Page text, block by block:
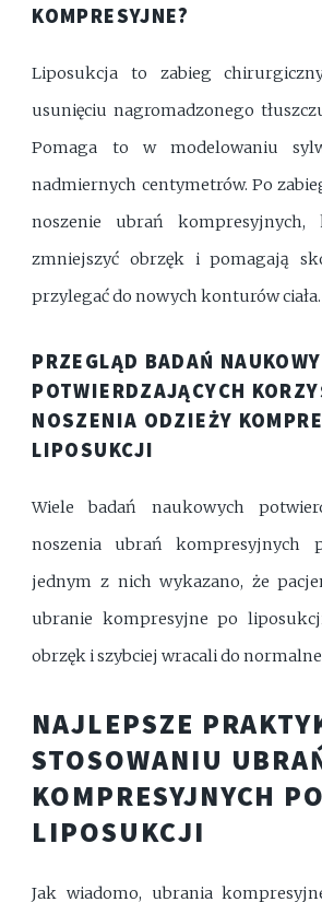
KOMPRESYJNE?
Liposukcja to zabieg
usunięciu nagromadzonego
Pomaga to w modelowaniu
nadmiernych centymetrów. Po
noszenie ubrań kompresyjnych,
zmniejszyć obrzęk i pomagają
przylegać do nowych konturów ciała.
PRZEGLĄD BADAŃ
POTWIERDZAJĄCYCH
NOSZENIA ODZIEŻY
LIPOSUKCJI
Wiele badań naukowych
noszenia ubrań kompresyjnych
jednym z nich wykazano, że
ubranie kompresyjne po
obrzęk i szybciej wracali do
NAJLEPSZE
STOSOWANIU
KOMPRESYJNYCH PO
LIPOSUKCJI
Jak wiadomo, ubrania